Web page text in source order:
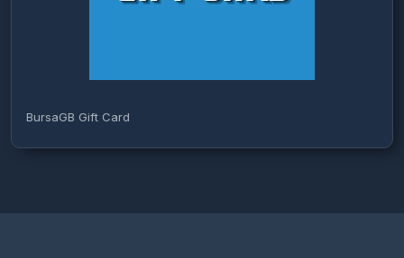
BursaGB Gift Card